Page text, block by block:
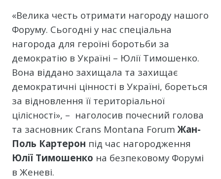
«Велика честь отримати нагороду нашого
Форуму. Сьогодні у нас спеціальна
нагорода для героїні боротьби за
демократію в Україні – Юлії Тимошенко.
Вона віддано захищала та захищає
демократичні цінності в Україні, бореться
за відновлення її територіальної
цілісності», – наголосив почесний голова
та засновник Crans Montana ForumЖан-
Поль Картерон під час нагородження
Юлії Тимошенко на безпековому Форумі
в Женеві.